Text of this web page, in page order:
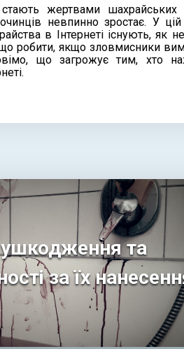
стають жертвами
невпинно зростає. У цій
в Інтернеті існують, як
робити, якщо зловмисники
що загрожує тим, хто
ушкодження та
за їх